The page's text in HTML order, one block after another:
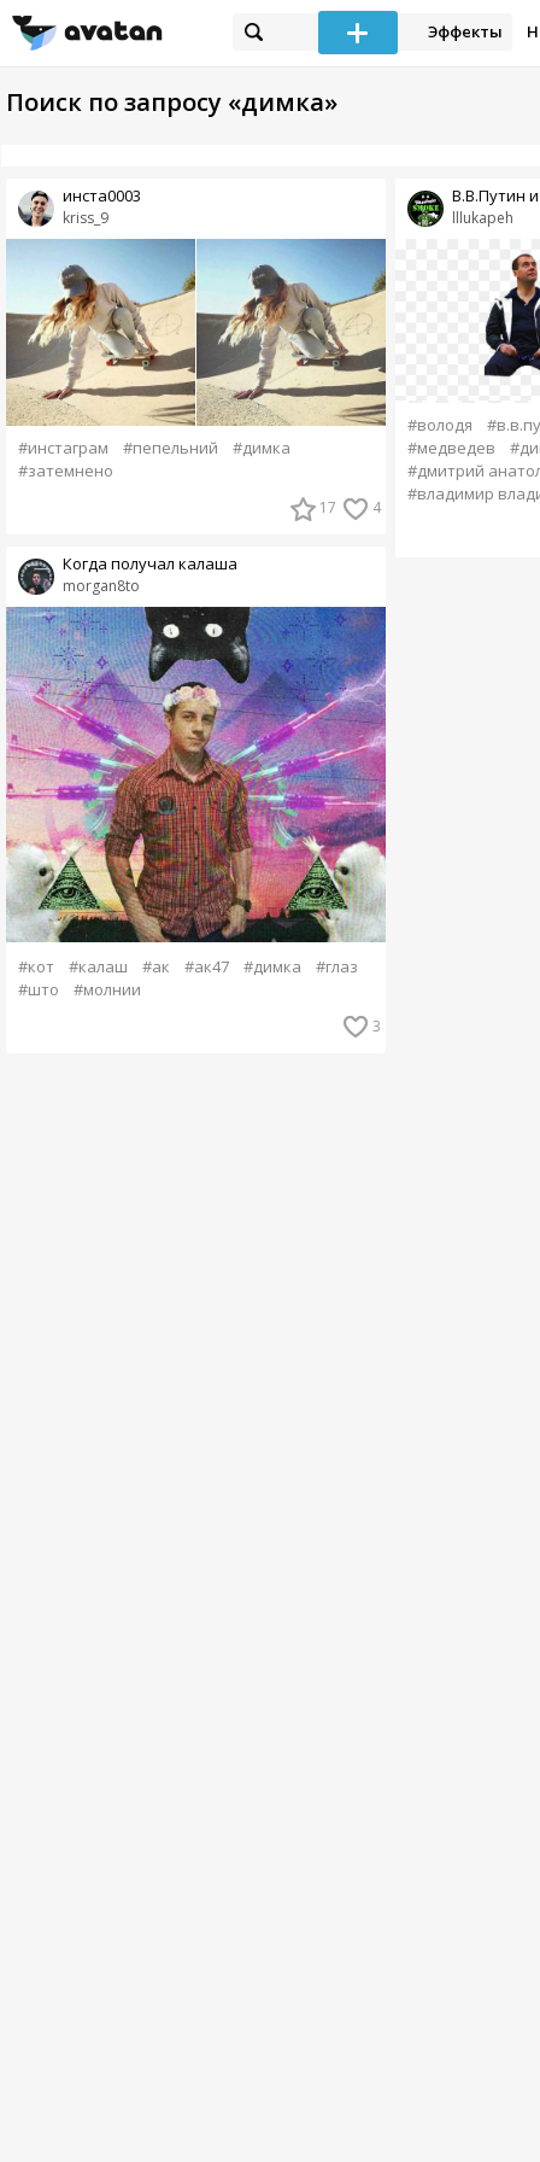
Эффекты
Поиск по запросу «димка»
kriss_9
инста0003
#инстаграм #пепельний
#димка
#затемнено
17 4
morgan8to
Когда получал калаша
#кот #калаш #ак #ак47 #димка
#глаз
#што
#молнии
3
lllukapeh
В.В.Путин
#володя
#медведев
#дмитрий
#владимир